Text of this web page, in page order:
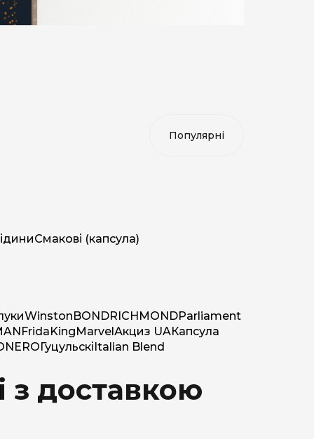
Смакові (капсула)
WinstonBONDRICHMONDParliament
FridaKingMarvelАкциз UAКапсула
NEROГуцульскіItalian Blend
з доставкою